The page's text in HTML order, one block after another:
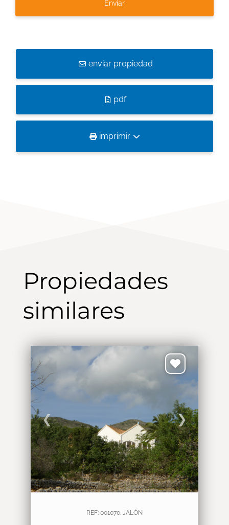
enviar propiedad
pdf
imprimir
Propiedades
similares
❮ ❯
REF: 001070. JALÓN